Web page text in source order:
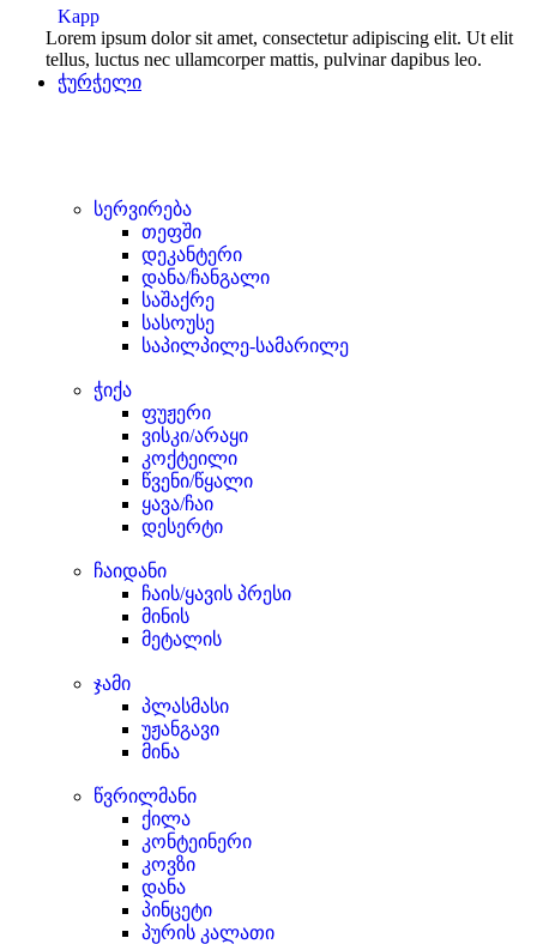
Kapp
Lorem ipsum dolor sit amet, consectetur adipiscing elit. Ut elit
tellus, luctus nec ullamcorper mattis, pulvinar dapibus leo.
ჭურჭელი
სერვირება
თეფში
დეკანტერი
დანა/ჩანგალი
საშაქრე
სასოუსე
საპილპილე-სამარილე
ჭიქა
ფუჟერი
ვისკი/არაყი
კოქტეილი
წვენი/წყალი
ყავა/ჩაი
დესერტი
ჩაიდანი
ჩაის/ყავის პრესი
მინის
მეტალის
ჯამი
პლასმასი
უჟანგავი
მინა
წვრილმანი
ქილა
კონტეინერი
კოვზი
დანა
პინცეტი
პურის კალათი